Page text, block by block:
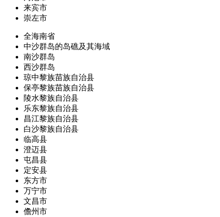
来宾市
崇左市
全海南省
中沙群岛的岛礁及其海域
南沙群岛
西沙群岛
琼中黎族苗族自治县
保亭黎族苗族自治县
陵水黎族自治县
乐东黎族自治县
昌江黎族自治县
白沙黎族自治县
临高县
澄迈县
屯昌县
定安县
东方市
万宁市
文昌市
儋州市